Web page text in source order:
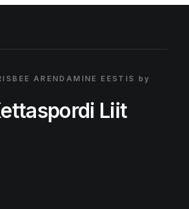
ARENDAMINE EESTIS by
Liit